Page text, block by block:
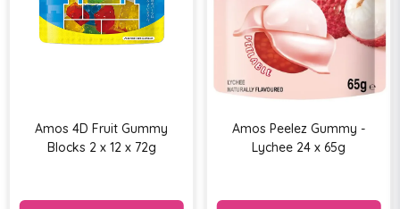
Amos 4D Fruit Gummy
Blocks 2 x 12 x 72g
Amos Peelez Gummy -
Lychee 24 x 65g